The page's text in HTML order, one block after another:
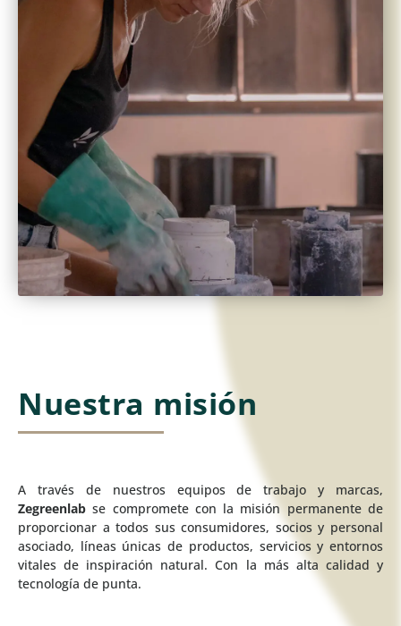
Nuestra misión
A través de nuestros equipos de trabajo y marcas,
Zegreenlab se compromete con la misión permanente de
proporcionar a todos sus consumidores, socios y personal
asociado, líneas únicas de productos, servicios y entornos
vitales de inspiración natural. Con la más alta calidad y
tecnología de punta.